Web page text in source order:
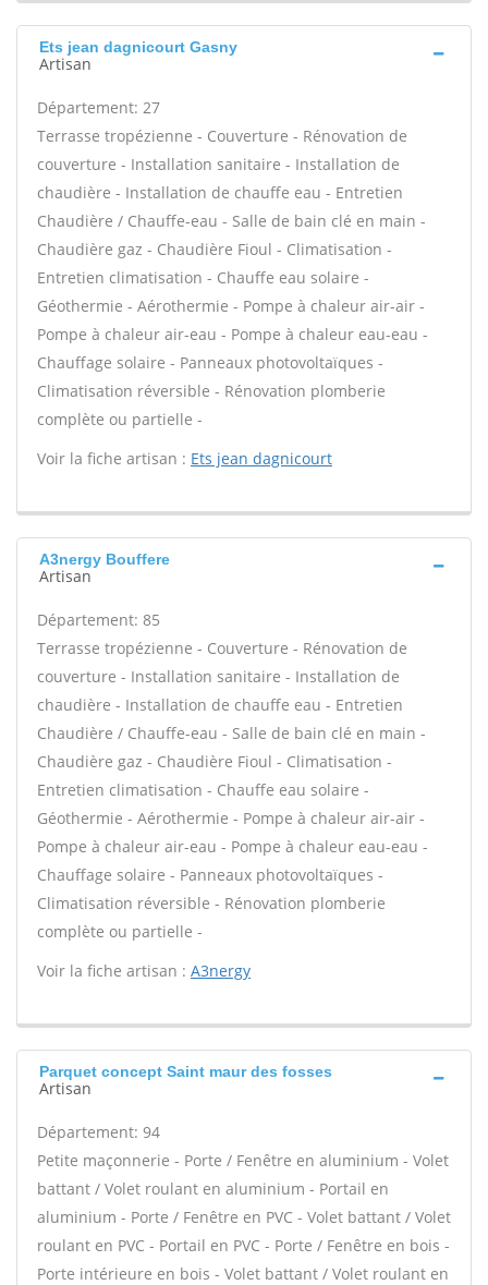
Ets jean dagnicourt Gasny
Artisan
Département: 27
Terrasse tropézienne - Couverture - Rénovation de
couverture - Installation sanitaire - Installation de
chaudière - Installation de chauffe eau - Entretien
Chaudière / Chauffe-eau - Salle de bain clé en main -
Chaudière gaz - Chaudière Fioul - Climatisation -
Entretien climatisation - Chauffe eau solaire -
Géothermie - Aérothermie - Pompe à chaleur air-air -
Pompe à chaleur air-eau - Pompe à chaleur eau-eau -
Chauffage solaire - Panneaux photovoltaïques -
Climatisation réversible - Rénovation plomberie
complète ou partielle -
Voir la fiche artisan : Ets jean dagnicourt
A3nergy Bouffere
Artisan
Département: 85
Terrasse tropézienne - Couverture - Rénovation de
couverture - Installation sanitaire - Installation de
chaudière - Installation de chauffe eau - Entretien
Chaudière / Chauffe-eau - Salle de bain clé en main -
Chaudière gaz - Chaudière Fioul - Climatisation -
Entretien climatisation - Chauffe eau solaire -
Géothermie - Aérothermie - Pompe à chaleur air-air -
Pompe à chaleur air-eau - Pompe à chaleur eau-eau -
Chauffage solaire - Panneaux photovoltaïques -
Climatisation réversible - Rénovation plomberie
complète ou partielle -
Voir la fiche artisan : A3nergy
Parquet concept Saint maur des fosses
Artisan
Département: 94
Petite maçonnerie - Porte / Fenêtre en aluminium - Volet
battant / Volet roulant en aluminium - Portail en
aluminium - Porte / Fenêtre en PVC - Volet battant / Volet
roulant en PVC - Portail en PVC - Porte / Fenêtre en bois -
Porte intérieure en bois - Volet battant / Volet roulant en